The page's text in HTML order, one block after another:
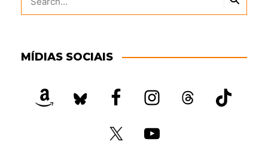
MÍDIAS SOCIAIS